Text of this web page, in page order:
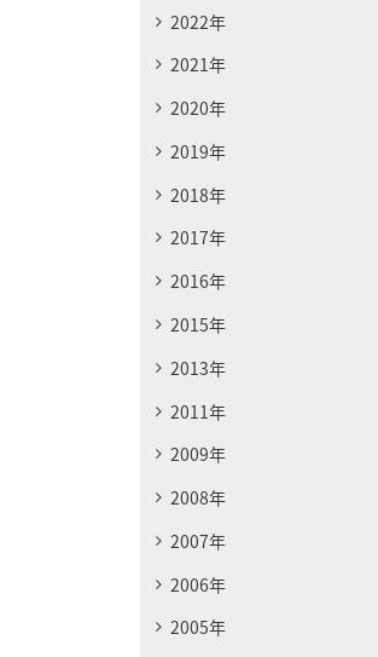
2022年
2021年
2020年
2019年
2018年
2017年
2016年
2015年
2013年
2011年
2009年
2008年
2007年
2006年
2005年